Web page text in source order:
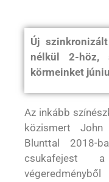
Új
nélkül 2-
körmeinket
Az inkább
közismert
Blunttal 2018-
csukafejest